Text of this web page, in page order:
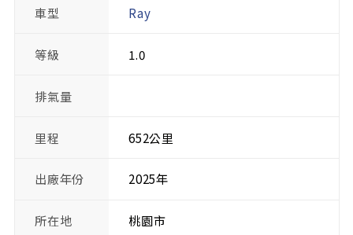
車型 Ray
等級 1.0
排氣量
里程 652公里
出廠年份 2025年
所在地 桃園市